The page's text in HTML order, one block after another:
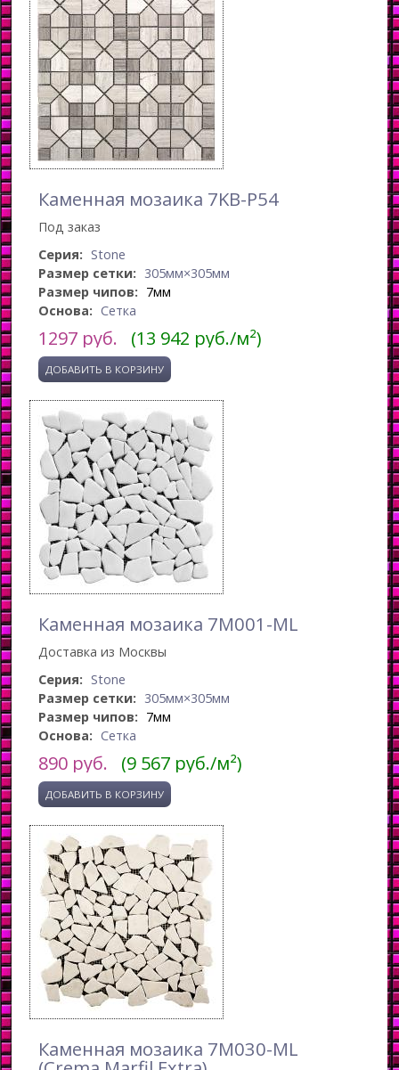
Каменная мозаика 7KB-P54
Под заказ
Серия: Stone
Размер сетки: 305мм×305мм
Размер чипов: 7мм
Основа: Сетка
1297 руб. (13 942 руб./м²)
Каменная мозаика 7M001-ML
Доставка из Москвы
Серия: Stone
Размер сетки: 305мм×305мм
Размер чипов: 7мм
Основа: Сетка
890 руб. (9 567 руб./м²)
Каменная мозаика 7M030-ML